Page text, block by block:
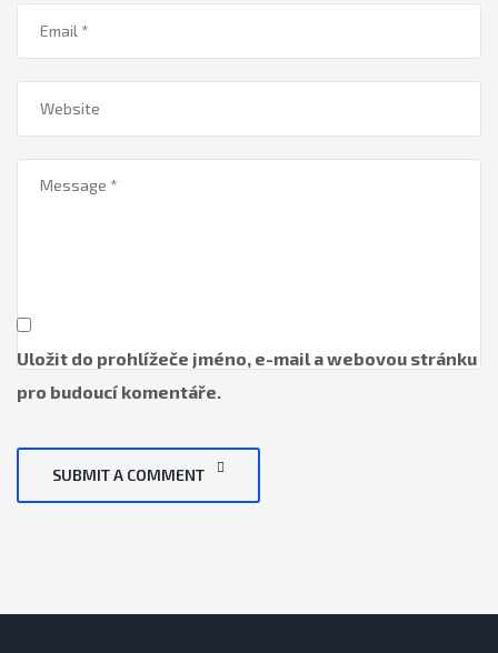
Uložit do prohlížeče jméno, e-mail a webovou stránku
pro budoucí komentáře.
SUBMIT A COMMENT